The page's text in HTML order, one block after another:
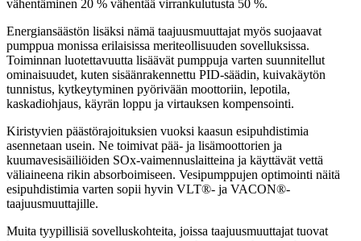
vähentäminen 20 % vähentää virrankulutusta 50 %.
Energiansäästön lisäksi nämä taajuusmuuttajat myös suojaavat
pumppua monissa erilaisissa meriteollisuuden sovelluksissa.
Toiminnan luotettavuutta lisäävät pumppuja varten suunnitellut
ominaisuudet, kuten sisäänrakennettu PID-säädin, kuivakäytön
tunnistus, kytkeytyminen pyörivään moottoriin, lepotila,
kaskadiohjaus, käyrän loppu ja virtauksen kompensointi.
Kiristyvien päästörajoituksien vuoksi kaasun esipuhdistimia
asennetaan usein. Ne toimivat pää- ja lisämoottorien ja
kuumavesisäiliöiden SOx-vaimennuslaitteina ja käyttävät vettä
väliaineena rikin absorboimiseen. Vesipumppujen optimointi näitä
esipuhdistimia varten sopii hyvin VLT®- ja VACON®-
taajuusmuuttajille.
Muita tyypillisiä sovelluskohteita, joissa taajuusmuuttajat tuovat